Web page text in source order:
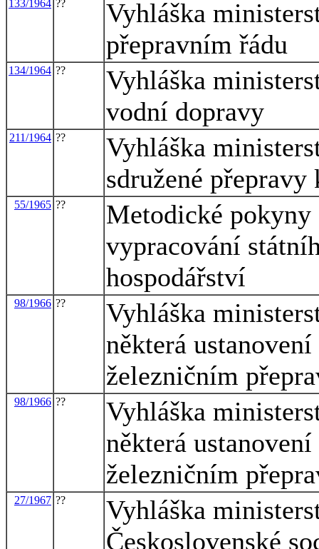
133/1964 ??
Vyhláška
přepravním řádu
134/1964 ??
Vyhláška
vodní dopravy
211/1964 ??
Vyhláška
sdružené
55/1965 ??
Metodické
vypracování
hospodářství
98/1966 ??
Vyhláška
některá
železničním
98/1966 ??
Vyhláška
některá
železničním
27/1967 ??
Vyhláška
Československé